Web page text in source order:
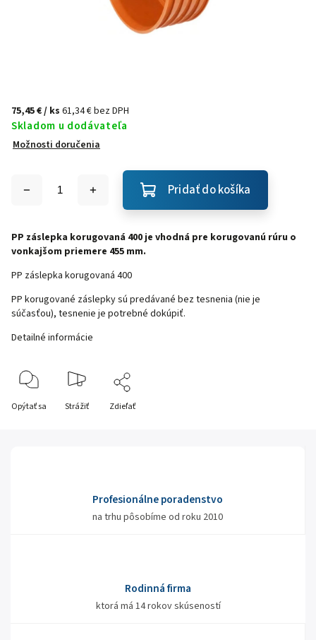
75,45 €/ ks 61,34 € bez DPH
Skladom u dodávateľa
Možnosti doručenia
Pridať do košíka
PP záslepka korugovaná 400 je vhodná pre korugovanú rúru o
vonkajšom priemere 455 mm.
PP záslepka korugovaná 400
PP korugované záslepky sú predávané bez tesnenia (nie je
súčasťou), tesnenie je potrebné dokúpiť.
Detailné informácie
Opýtať sa Strážiť Zdieľať
Profesionálne poradenstvo
na trhu pôsobíme od roku 2010
Rodinná firma
ktorá má 14 rokov skúseností